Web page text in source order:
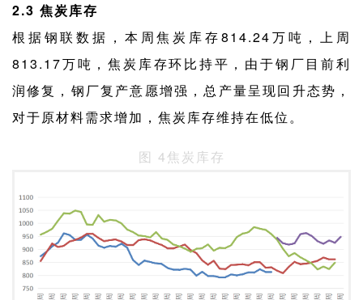
2.3 焦炭库存
根据钢联数据，本周焦炭库存814.24万吨，上周
813.17万吨，焦炭库存环比持平，由于钢厂目前利
润修复，钢厂复产意愿增强，总产量呈现回升态势，
对于原材料需求增加，焦炭库存维持在低位。
图 4焦炭库存